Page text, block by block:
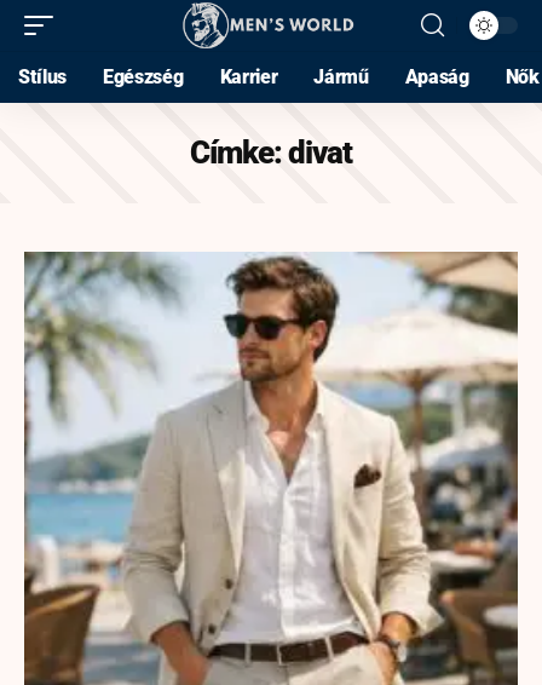
Stílus Egészség Karrier Jármű Apaság Nők
Címke:divat